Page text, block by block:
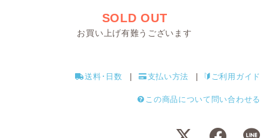
SOLD OUT
お買い上げ有難うございます
送料･日数 支払い方法 ご利用ガイド
この商品について問い合わせる